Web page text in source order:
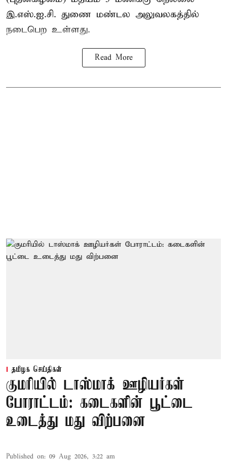
இ.எஸ்.ஐ.சி. துணை மண்டல அலுவலகத்தில்
நடைபெற உள்ளது.
Read More
தமிழக செய்திகள்
குமரியில் டாஸ்மாக் ஊழியர்கள்
போராட்டம்: கடைகளின் பூட்டை
உடைத்து மது விற்பனை
Published on: 09 Aug 2026, 3:22 am